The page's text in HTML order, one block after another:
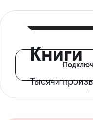
Книги
Тысячи
с доступом